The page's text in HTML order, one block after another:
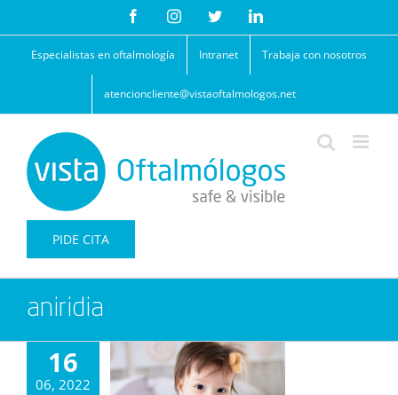
contenido
FacebookInstagramTwitterLinkedIn
Especialistas en oftalmología Intranet Trabaja con nosotros
atencioncliente@vistaoftalmologos.net
PIDE CITA
aniridia
16
06, 2022